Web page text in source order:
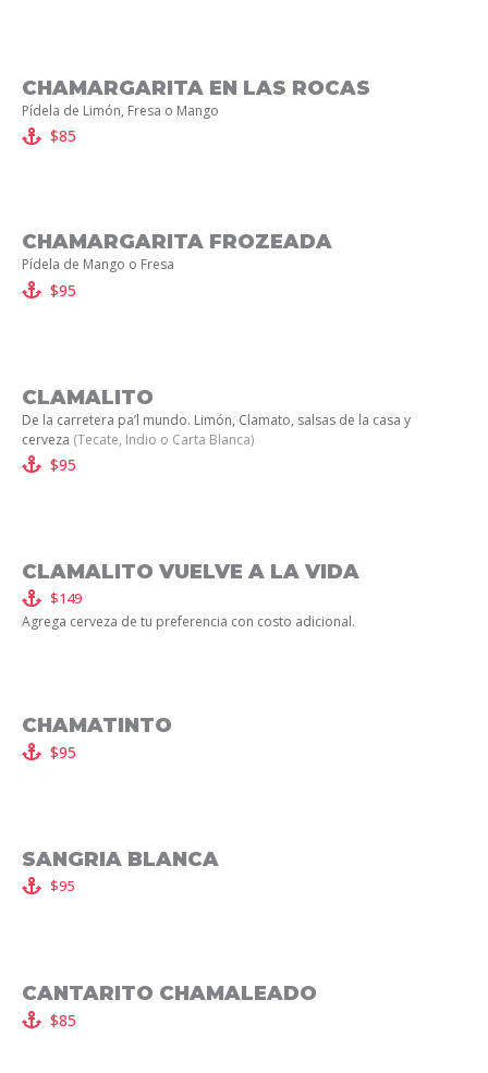
CHAMARGARITA EN LAS ROCAS
Pídela de Limón, Fresa o Mango
$85
CHAMARGARITA FROZEADA
Pídela de Mango o Fresa
$95
CLAMALITO
De la carretera pa’l mundo. Limón, Clamato, salsas de la casa y
cerveza (Tecate, Indio o Carta Blanca)
$95
CLAMALITO VUELVE A LA VIDA
$149
Agrega cerveza de tu preferencia con costo adicional.
CHAMATINTO
$95
SANGRIA BLANCA
$95
CANTARITO CHAMALEADO
$85